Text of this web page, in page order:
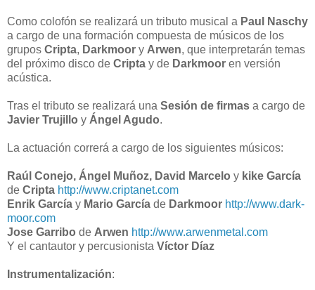
Como colofón se realizará un tributo musical a Paul Naschy
a cargo de una formación compuesta de músicos de los
grupos Cripta, Darkmoor y Arwen, que interpretarán temas
del próximo disco de Cripta y de Darkmoor en versión
acústica.
Tras el tributo se realizará una Sesión de firmas a cargo de
Javier Trujillo y Ángel Agudo.
La actuación correrá a cargo de los siguientes músicos:
Raúl Conejo, Ángel Muñoz, David Marcelo y kike García
de Cripta http://www.criptanet.com
Enrik García y Mario García de Darkmoor http://www.dark-
moor.com
Jose Garribo de Arwen http://www.arwenmetal.com
Y el cantautor y percusionista Víctor Díaz
Instrumentalización: